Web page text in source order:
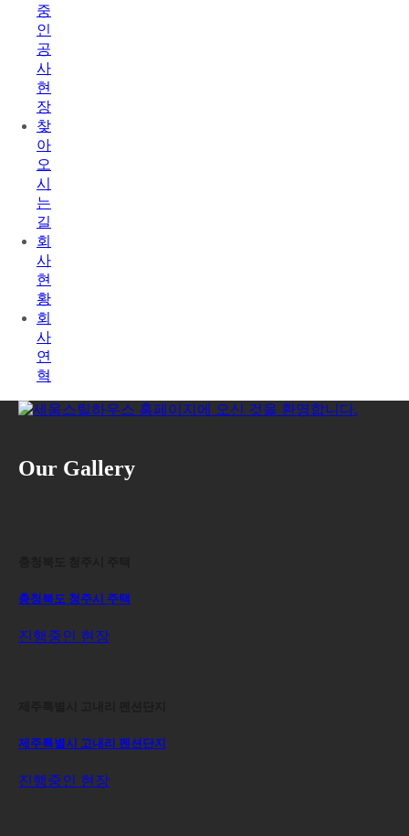
중
인
공
사
현
장
찾
아
오
시
는
길
회
사
현
황
회
사
연
혁
Our Gallery
충청북도 청주시 주택
진행중인 현장
제주특별시 고내리 펜션단지
진행중인 현장